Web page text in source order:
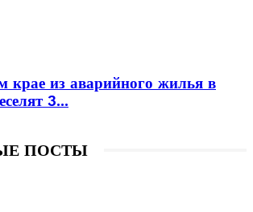
крае из аварийного жилья в
3...
ПОСТЫ